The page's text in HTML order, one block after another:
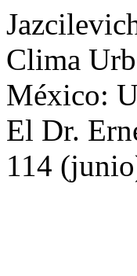
Clima
México:
El Dr.
114